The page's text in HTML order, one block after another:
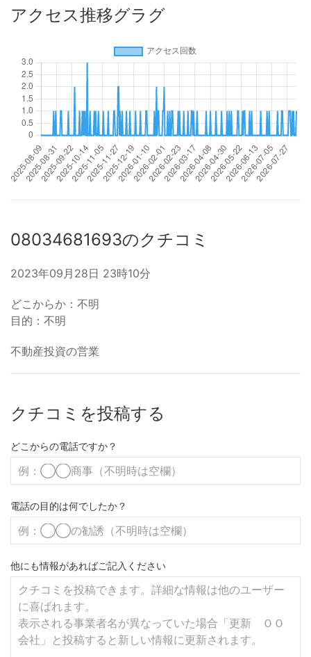
アクセス推移グラグ
08034681693のクチコミ
2023年09月28日 23時10分
どこからか：不明
目的：不明
不動産投資の営業
クチコミを投稿する
どこからの電話ですか？
電話の目的は何でしたか？
他にも情報があればご記入ください